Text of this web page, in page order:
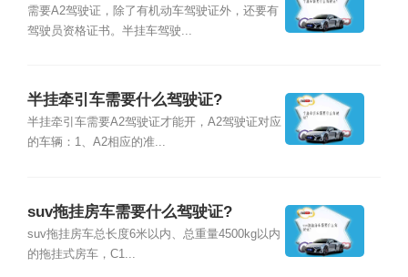
需要A2驾驶证，除了有机动车驾驶证外，还要有
驾驶员资格证书。半挂车驾驶...
半挂牵引车需要什么驾驶证?
半挂牵引车需要A2驾驶证才能开，A2驾驶证对应
的车辆：1、A2相应的准...
suv拖挂房车需要什么驾驶证?
suv拖挂房车总长度6米以内、总重量4500kg以内
的拖挂式房车，C1...